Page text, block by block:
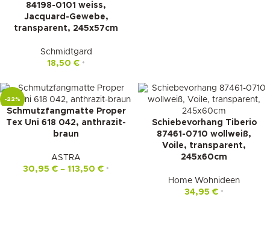
84198-0101 weiss,
Jacquard-Gewebe,
transparent, 245x57cm
Schmidtgard
18,50 € *
-22%
Schmutzfangmatte Proper
Tex Uni 618 042, anthrazit-
braun
ASTRA
30,95 € – 113,50 € *
Schiebevorhang Tiberio
87461-0710 wollweiß,
Voile, transparent,
245x60cm
Home Wohnideen
34,95 € *